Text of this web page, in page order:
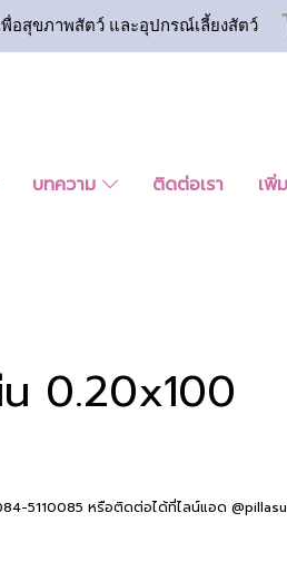
อสุขภาพสัตว์ และอุปกรณ์เลี้ยงสัตว์
บทความ ติดต่อเรา เพิ่
0.20x100
5110085 หรือติดต่อได้ที่ไลน์แอด